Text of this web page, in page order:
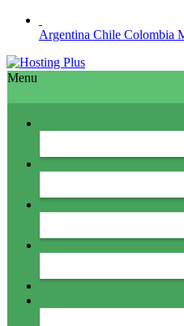
Argentina Chile Colombia
Menu